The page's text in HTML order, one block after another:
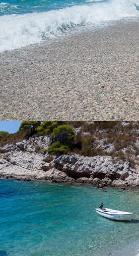
PLAŽA
Plaža Perna nalazi se nedaleko od
mirnoća i čistoća. Čistoća bistrog
riječima. Unajmite jedan od naših
taxi brod i uživajte u cijelodnevnom
traje 5 minuta.
x